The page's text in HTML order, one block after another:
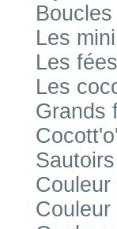
Les
Les
Les
Grands
Sautoirs
Couleur
Couleur